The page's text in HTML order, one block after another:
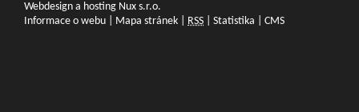
Webdesign a hosting Nux s.r.o.
Informace o webu
Mapa stránek RSS Statistika CMS